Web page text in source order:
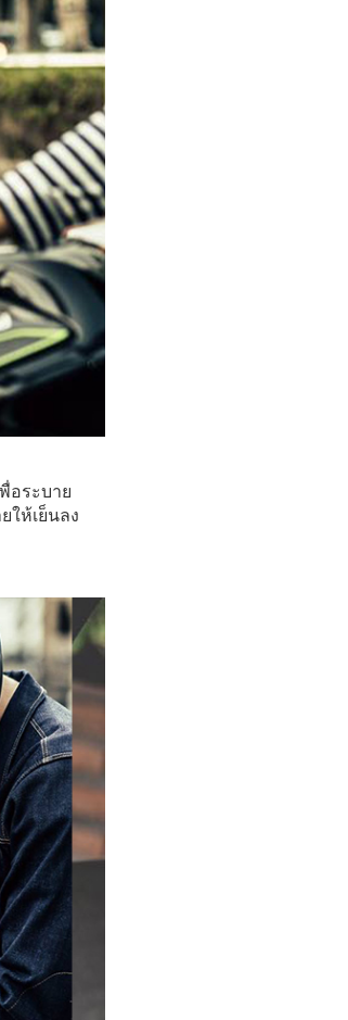
อระบาย
ให้เย็นลง